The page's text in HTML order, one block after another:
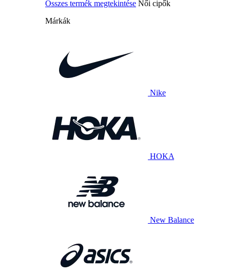
Összes termék megtekintése Női cipők
Márkák
Nike
HOKA
New Balance